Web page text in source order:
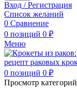
Вход / Регистрация
Список желаний
0 Сравнение
0 позиций 0 ₽
Меню
0 позиций 0 ₽
Просмотр категорий